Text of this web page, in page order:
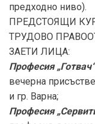
предходно ниво).
ПРЕДСТОЯЩИ
ТРУДОВО
ЗАЕТИ ЛИЦА:
Професия „Готвач“
вечерна
и гр. Варна;
Професия